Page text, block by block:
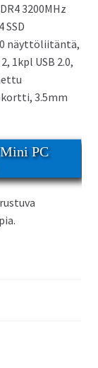
3200MHz
SSD
näyttöliitäntä,
1kpl USB 2.0,
3.5mm
PC